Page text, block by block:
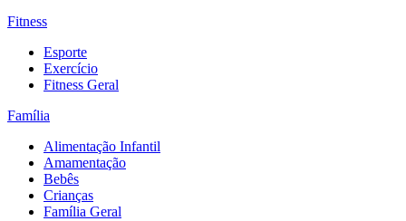
Fitness
Esporte
Exercício
Fitness Geral
Família
Alimentação Infantil
Amamentação
Bebês
Crianças
Família Geral